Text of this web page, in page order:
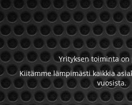
Yrityksen toiminta on
Kiitämme lämpimästi kaikkia
vuosista.